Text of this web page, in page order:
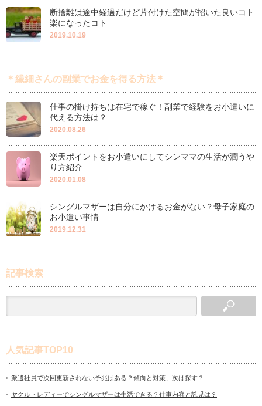
断捨離は途中経過だけど片付けた空間が招いた良いコト
楽になったコト
2019.10.19
＊繊細さんの副業でお金を得る方法＊
仕事の掛け持ちは在宅で稼ぐ！副業で経験をお小遣いに
代える方法は？
2020.08.26
楽天ポイントをお小遣いにしてシンママの生活が潤うや
り方紹介
2020.01.08
シングルマザーは自分にかけるお金がない？母子家庭の
お小遣い事情
2019.12.31
記事検索
人気記事TOP10
派遣社員で次回更新されない予兆はある？傾向と対策、次は探す？
ヤクルトレディーでシングルマザーは生活できる？仕事内容と託児は？